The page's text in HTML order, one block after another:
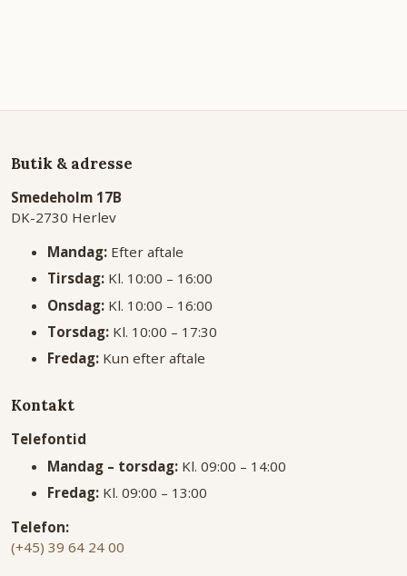
Butik & adresse
Smedeholm 17B
DK-2730 Herlev
Mandag: Efter aftale
Tirsdag: Kl. 10:00 – 16:00
Onsdag: Kl. 10:00 – 16:00
Torsdag: Kl. 10:00 – 17:30
Fredag: Kun efter aftale
Kontakt
Telefontid
Mandag – torsdag: Kl. 09:00 – 14:00
Fredag: Kl. 09:00 – 13:00
Telefon:
(+45) 39 64 24 00